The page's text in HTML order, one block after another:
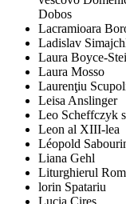
Dobos
Lacramioara
Ladislav
Laura Boyce-
Laura Mosso
Laurenţiu
Leisa Anslinger
Leo Scheffczyk
Leon al XIII-lea
Léopold
Liana Gehl
Liturghierul
lorin Spatariu